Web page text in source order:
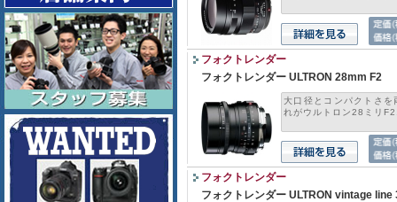
フォクトレンダー
フォクトレンダー ULTRON 28mm F2
大口径とコンパクトさ
れがウルトロン28ミリ
フォクトレンダー
フォクトレンダー ULTRON vintage